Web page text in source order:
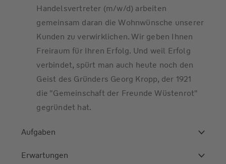
Handelsvertreter (m/w/d) arbeiten
gemeinsam daran die Wohnwünsche unserer
Kunden zu verwirklichen. Wir geben Ihnen
Freiraum für Ihren Erfolg. Und weil Erfolg
verbindet, spürt man auch heute noch den
Geist des Gründers Georg Kropp, der 1921
die "Gemeinschaft der Freunde Wüstenrot"
gegründet hat.
Aufgaben
Erwartungen